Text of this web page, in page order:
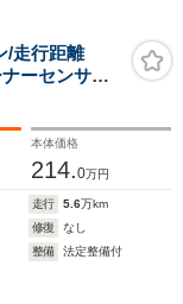
走行距離
ーセンサー/
ーガラスコ
ナー禁煙車
本体価格
214.0万円
走行 5.6万km
修復
なし
整備
法定整備付